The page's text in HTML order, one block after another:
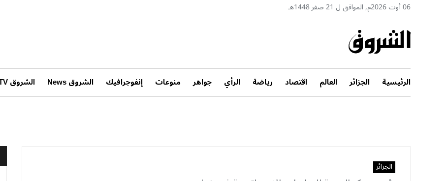
06 أوت 2026م, الموافق ل 21 صفر 1448هـ
الرئيسية الجزائر العالم اقتصاد رياضة الرأي جواهر منوعات إنفوجرافيك الشروق News الشروق TV
الجزائر